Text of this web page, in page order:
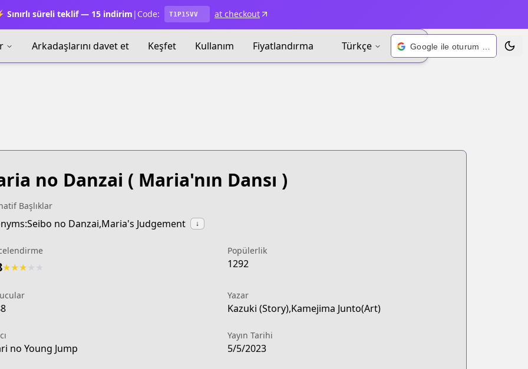
Sınırlı süreli teklif — 15 indirim | Code: T1P15VV at checkout
Arkadaşlarını davet et Keşfet Kullanım Fiyatlandırma Türkçe
no Danzai ( Maria'nın Dansı )
Başlıklar
no Danzai,Maria's Judgement ↓
★★★
Popülerlik
1292
Yazar
Kazuki (Story),Kamejima Junto(Art)
no Young Jump
Yayın Tarihi
5/5/2023